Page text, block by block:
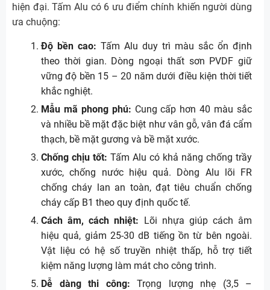
hiện đại. Tấm Alu có 6 ưu điểm chính khiến người dùng
ưa chuộng:
Độ bền cao: Tấm Alu duy trì màu sắc ổn định
theo thời gian. Dòng ngoại thất sơn PVDF giữ
vững độ bền 15 – 20 năm dưới điều kiện thời tiết
khắc nghiệt.
Mẫu mã phong phú: Cung cấp hơn 40 màu sắc
và nhiều bề mặt đặc biệt như vân gỗ, vân đá cẩm
thạch, bề mặt gương và bề mặt xước.
Chống chịu tốt: Tấm Alu có khả năng chống trầy
xước, chống nước hiệu quả. Dòng Alu lõi FR
chống cháy lan an toàn, đạt tiêu chuẩn chống
cháy cấp B1 theo quy định quốc tế.
Cách âm, cách nhiệt: Lõi nhựa giúp cách âm
hiệu quả, giảm 25-30 dB tiếng ồn từ bên ngoài.
Vật liệu có hệ số truyền nhiệt thấp, hỗ trợ tiết
kiệm năng lượng làm mát cho công trình.
Dễ dàng thi công: Trọng lượng nhẹ (3,5 –